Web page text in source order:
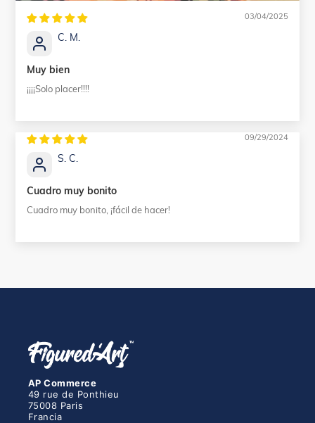
03/04/2025
C. M.
Muy bien
¡¡¡¡Solo placer!!!!
09/29/2024
S. C.
Cuadro muy bonito
Cuadro muy bonito, ¡fácil de hacer!
AP Commerce
49 rue de Ponthieu
75008 Paris
Francia